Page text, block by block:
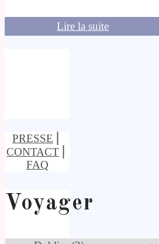
Lire la suite
PRESSE
CONTACT
FAQ
Voyager